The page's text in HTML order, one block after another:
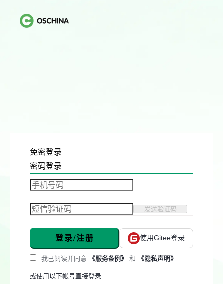
免密登录
密码登录
发送验证码
登录/注册 使用Gitee登录
我已阅读并同意 《服务条例》 和 《隐私声明》
或使用以下帐号直接登录: